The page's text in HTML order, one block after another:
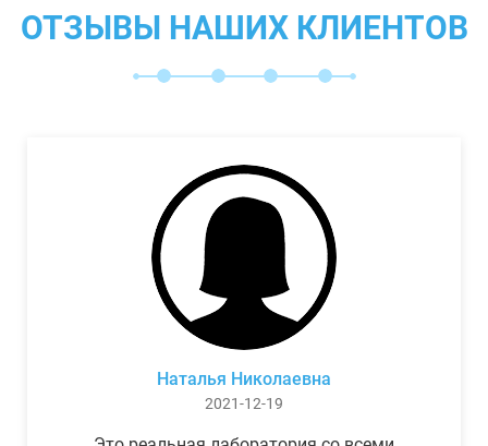
ОТЗЫВЫ НАШИХ КЛИЕНТОВ
Наталья Николаевна
2021-12-19